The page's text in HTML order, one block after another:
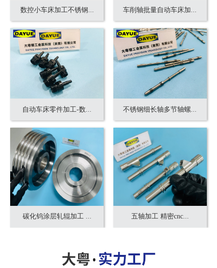
数控小车床加工不锈钢... 车削轴批量自动车床加...
自动车床零件加工-数... 不锈钢细长轴多节轴螺...
碳化钨涂层轧辊加工 ... 五轴加工 精密cnc...